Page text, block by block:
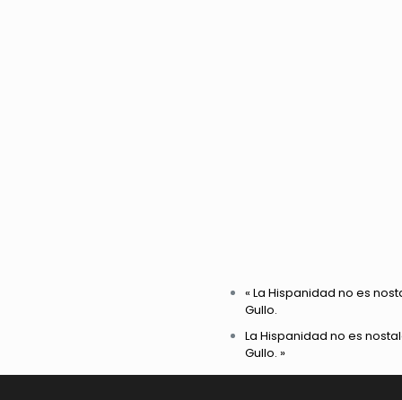
« La Hispanidad no es
Gullo.
La Hispanidad no es
Gullo. »